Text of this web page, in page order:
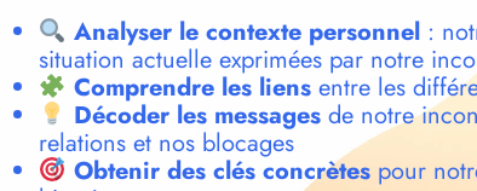
Analyser le contexte personnel:
situation actuelle exprimées par notre
Comprendre les liensentre les
Décoder les messagesde notre
relations et nos blocages
Obtenir des clés concrètespour